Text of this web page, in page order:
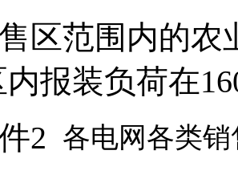
区范围内的农
内报装负荷在
2 各电网各类